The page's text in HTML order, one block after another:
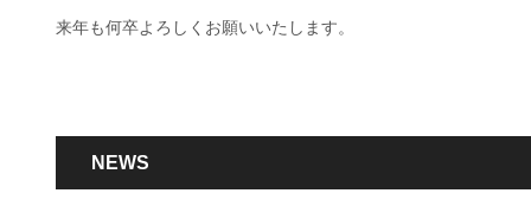
来年も何卒よろしくお願いいたします。
NEWS